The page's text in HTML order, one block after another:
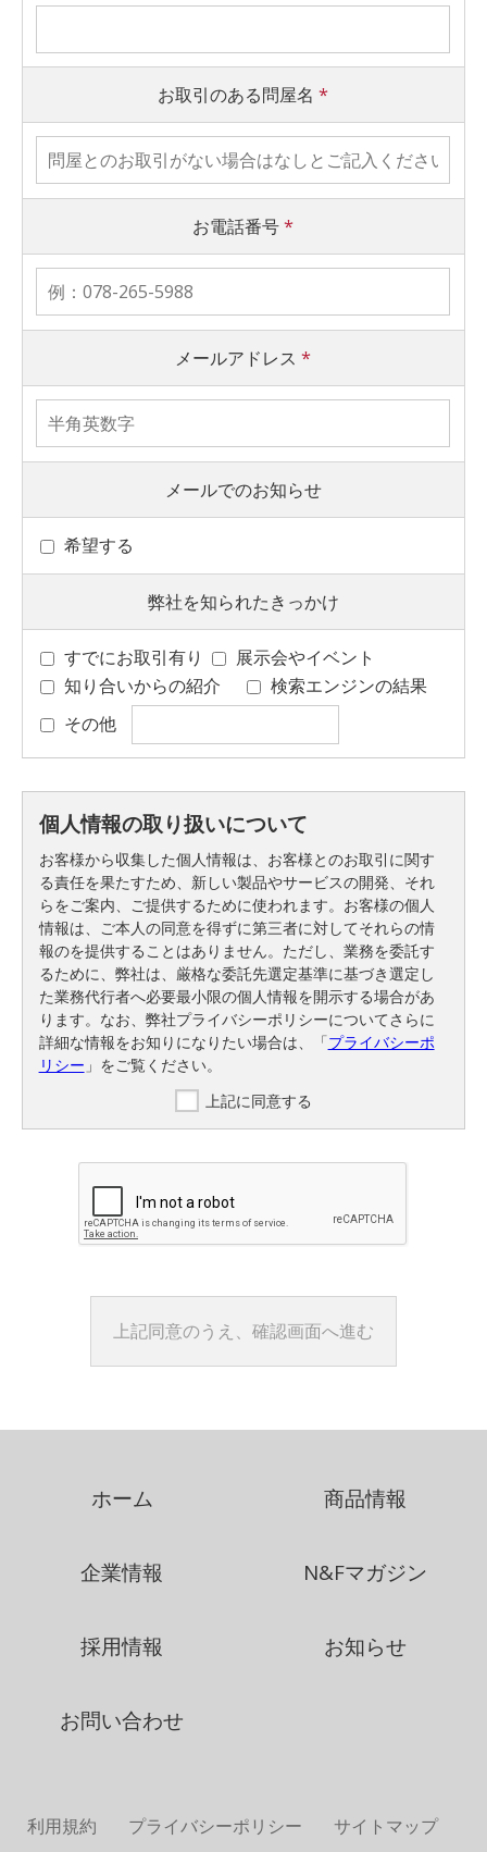
お取引のある問屋名*
お電話番号*
メールアドレス*
メールでのお知らせ
希望する
弊社を知られたきっかけ
すでにお取引有り
展示会やイベント
知り合いからの紹介
検索エンジンの結果
その他
個人情報の取り扱いについて
お客様から収集した個人情報は、お客様とのお取引に関す
る責任を果たすため、新しい製品やサービスの開発、それ
らをご案内、ご提供するために使われます。お客様の個人
情報は、ご本人の同意を得ずに第三者に対してそれらの情
報のを提供することはありません。ただし、業務を委託す
るために、弊社は、厳格な委託先選定基準に基づき選定し
た業務代行者へ必要最小限の個人情報を開示する場合があ
ります。なお、弊社プライバシーポリシーについてさらに
詳細な情報をお知りになりたい場合は、「プライバシーポ
リシー 」をご覧ください。
上記に同意する
ホーム 商品情報
企業情報 N&Fマガジン
採用情報 お知らせ
お問い合わせ
利用規約 プライバシーポリシー サイトマップ